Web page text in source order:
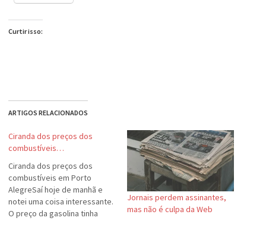
Curtir isso:
ARTIGOS RELACIONADOS
Ciranda dos preços dos
combustíveis…
Ciranda dos preços dos
combustíveis em Porto
AlegreSaí hoje de manhã e
notei uma coisa interessante.
O preço da gasolina tinha
Jornais perdem assinantes,
mas não é culpa da Web